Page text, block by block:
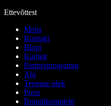
Ettevõttest
Meist
Kontakt
Blogi
Karjäär
Partnerprogramm
Abi
Teenuse olek
Press
Brändikomplekt